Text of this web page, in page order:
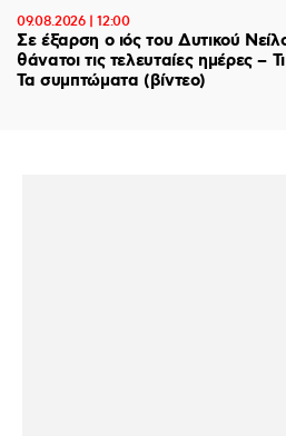
09.08.2026 | 12:00
Σε έξαρση ο ιός του Δυτικού
θάνατοι τις τελευταίες ημέρες –
Τα συμπτώματα (βίντεο)